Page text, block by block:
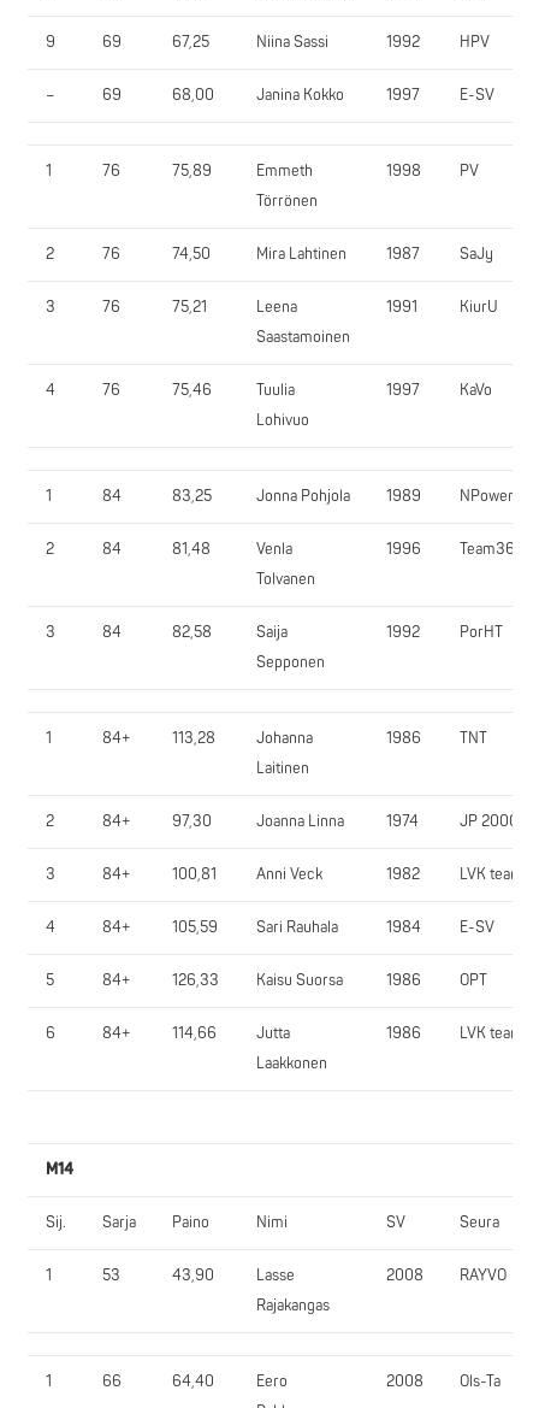
9 69 67,25 Niina Sassi 1992 HPV
– 69 68,00 Janina Kokko 1997 E-SV
1 76 75,89
Emmeth
Törrönen
1998 PV
2 76 74,50 Mira Lahtinen 1987 SaJy
3 76 75,21
Leena
Saastamoinen
1991 KiurU
4 76 75,46
Tuulia
Lohivuo
1997 KaVo
1 84 83,25 Jonna Pohjola 1989 NPower
2 84 81,48
Venla
Tolvanen
1996 Team365
3 84 82,58
Saija
Sepponen
1992 PorHT
1 84+ 113,28
Johanna
Laitinen
1986 TNT
2 84+ 97,30 Joanna Linna 1974 JP 2000
3 84+ 100,81 Anni Veck 1982 LVK team
4 84+ 105,59 Sari Rauhala 1984 E-SV
5 84+ 126,33 Kaisu Suorsa 1986 OPT
6 84+ 114,66
Jutta
Laakkonen
1986 LVK team
M14
Sij. Sarja Paino Nimi SV Seura
1 53 43,90
Lasse
Rajakangas
2008 RAYVO
1 66 64,40
Eero
2008 Ols-Ta